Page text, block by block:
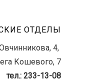
ОТДЕЛЫ
4,
Кошевого, 7
тел.: 233-13-08